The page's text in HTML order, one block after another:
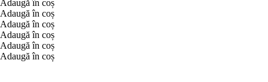
Adaugă în coș
Adaugă în coș
Adaugă în coș
Adaugă în coș
Adaugă în coș
Adaugă în coș